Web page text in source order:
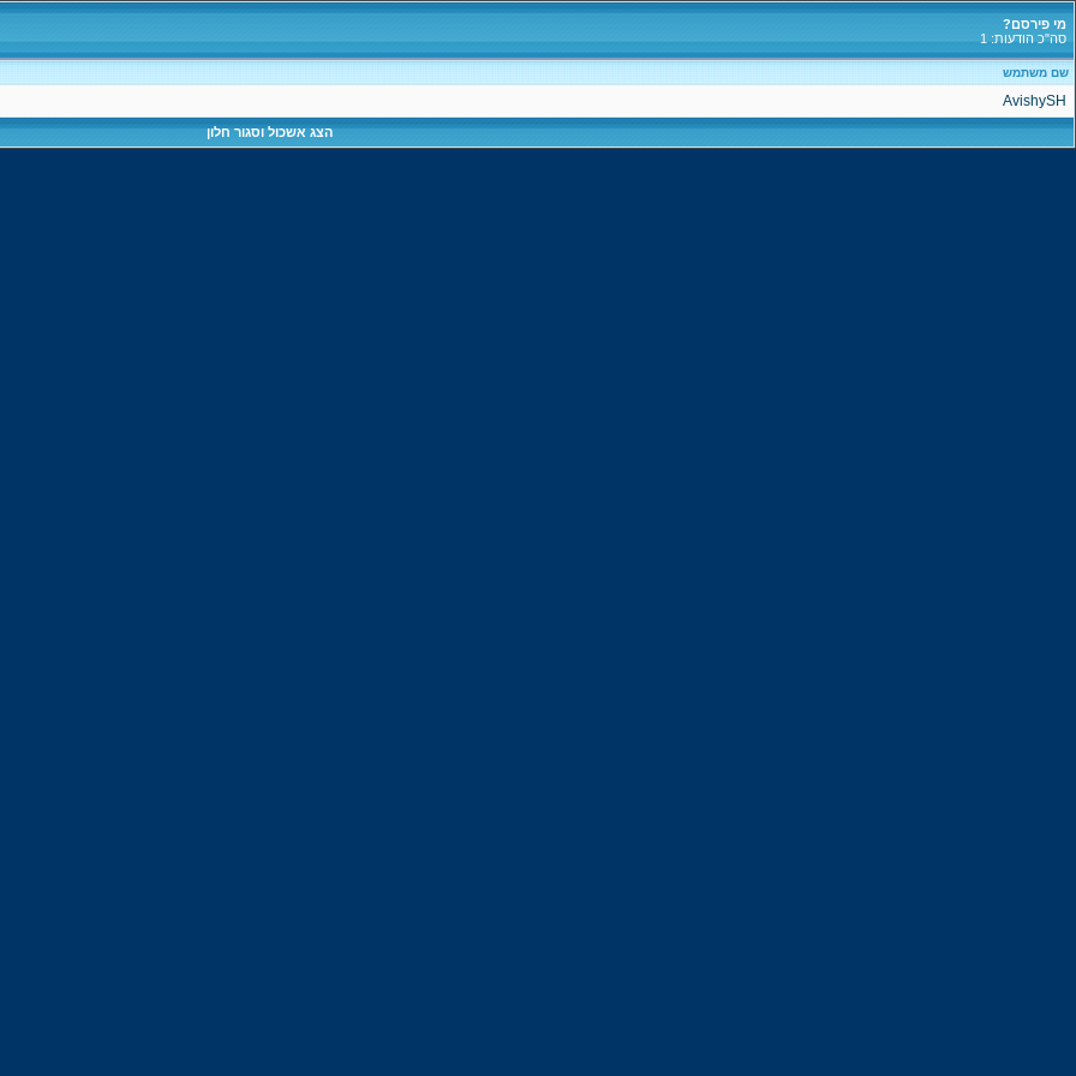
מי פירסם?
סה"כ הודעות: 1
שם משתמש
AvishySH
הצג אשכול וסגור חלון